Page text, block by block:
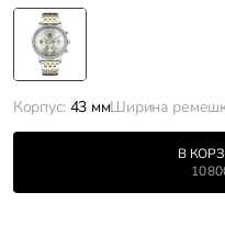
Корпус: 43 ммШирина
В
10